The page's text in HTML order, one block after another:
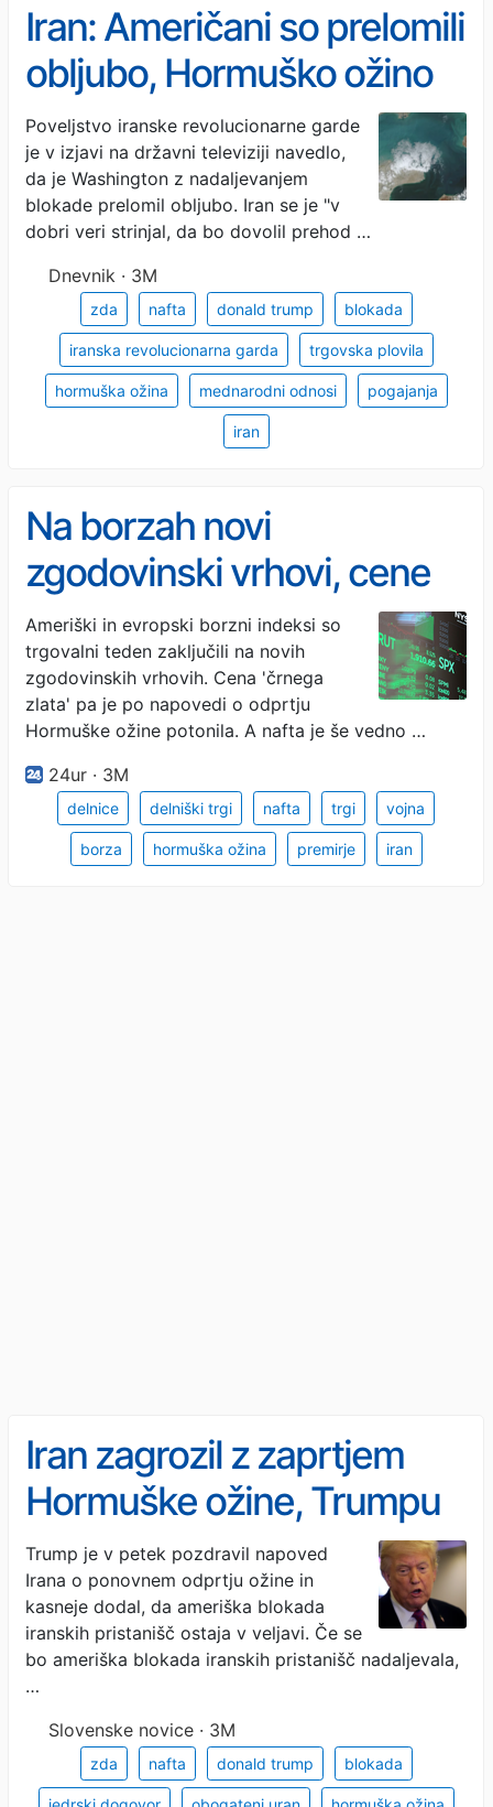
Iran: Američani so prelomili
obljubo, Hormuško ožino
znova zapiramo
Poveljstvo iranske revolucionarne garde
je v izjavi na državni televiziji navedlo,
da je Washington z nadaljevanjem
blokade prelomil obljubo. Iran se je "v
dobri veri strinjal, da bo dovolil prehod …
Dnevnik · 3M
zda nafta donald trump blokada
iranska revolucionarna garda trgovska plovila
hormuška ožina mednarodni odnosi pogajanja
iran
Na borzah novi
zgodovinski vrhovi, cene
nafte 'potonile'
Ameriški in evropski borzni indeksi so
trgovalni teden zaključili na novih
zgodovinskih vrhovih. Cena 'črnega
zlata' pa je po napovedi o odprtju
Hormuške ožine potonila. A nafta je še vedno …
24ur · 3M
delnice delniški trgi nafta trgi vojna
borza hormuška ožina premirje iran
Iran zagrozil z zaprtjem
Hormuške ožine, Trumpu
očital širjenje laži
Trump je v petek pozdravil napoved
Irana o ponovnem odprtju ožine in
kasneje dodal, da ameriška blokada
iranskih pristanišč ostaja v veljavi. Če se
bo ameriška blokada iranskih pristanišč nadaljevala,
…
Slovenske novice · 3M
zda nafta donald trump blokada